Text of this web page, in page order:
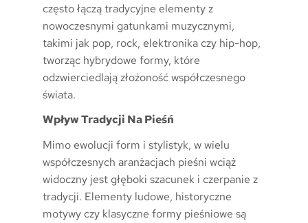
często łączą tradycyjne elementy z
nowoczesnymi gatunkami muzycznymi,
takimi jak pop, rock, elektronika czy hip-hop,
tworząc hybrydowe formy, które
odzwierciedlają złożoność współczesnego
świata.
Wpływ Tradycji Na Pieśń
Mimo ewolucji form i stylistyk, w wielu
współczesnych aranżacjach pieśni wciąż
widoczny jest głęboki szacunek i czerpanie z
tradycji. Elementy ludowe, historyczne
motywy czy klasyczne formy pieśniowe są